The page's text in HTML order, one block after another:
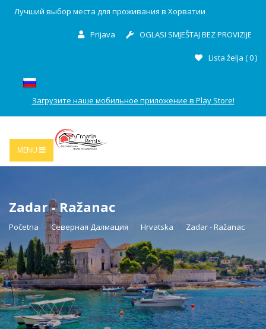
Лучший выбор места для проживания в Хорватии
Prijava OGLASI SMJEŠTAJ BEZ PROVIZIJE
Lista želja (0)
Загрузите наше мобильное приложение в Play Store!
MENU
Zadar - Ražanac
Početna Северная Далмация Hrvatska Zadar - Ražanac